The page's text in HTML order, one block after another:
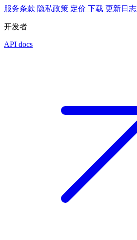
服务条款 隐私政策 定价 下载 更新日志
开发者
API docs